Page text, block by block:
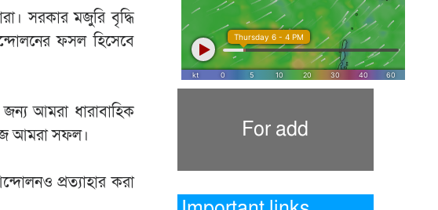
সরকার মজুরি বৃদ্ধি
ফসল হিসেবে
আমরা ধারাবাহিক
আমরা সফল।
প্রত্যাহার করা
For add